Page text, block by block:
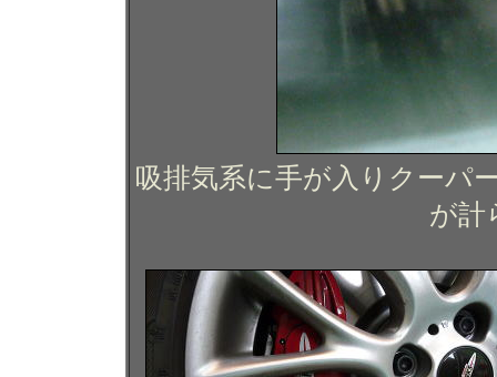
吸排気系に手が入りクーパ
が計